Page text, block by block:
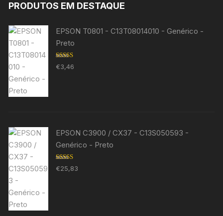
PRODUTOS EM DESTAQUE
EPSON T0801 - C13T08014010 - Genérico -
Preto
Avaliação
5.00 de 5
€3,46
EPSON C3900 / CX37 - C13S050593 -
Genérico - Preto
Avaliação
5.00de 5
€25,83